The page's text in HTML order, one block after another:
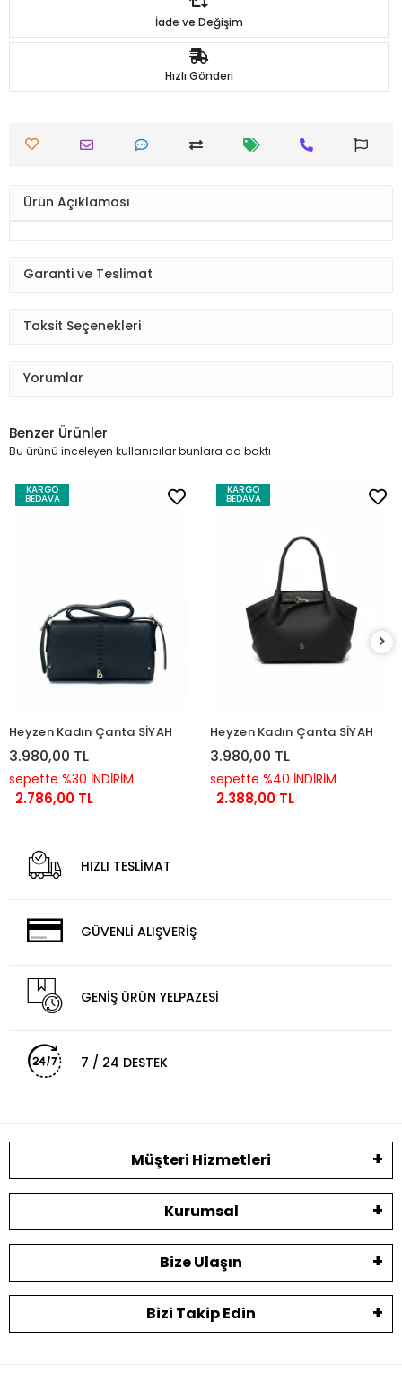
İade ve Değişim
Hızlı Gönderi
Ürün Açıklaması
Garanti ve Teslimat
Taksit Seçenekleri
Yorumlar
Benzer Ürünler
Bu ürünü inceleyen kullanıcılar bunlara da baktı
KARGO
BEDAVA
Heyzen Kadın Çanta SİYAH
3.980,00 TL
sepette %30 İNDİRİM
2.786,00 TL
KARGO
BEDAVA
Heyzen Kadın Çanta SİYAH
3.980,00 TL
sepette %40 İNDİRİM
2.388,00 TL
HIZLI TESLİMAT
GÜVENLİ ALIŞVERİŞ
GENİŞ ÜRÜN YELPAZESİ
7 / 24 DESTEK
Müşteri Hizmetleri
Kurumsal
Bize Ulaşın
Bizi Takip Edin